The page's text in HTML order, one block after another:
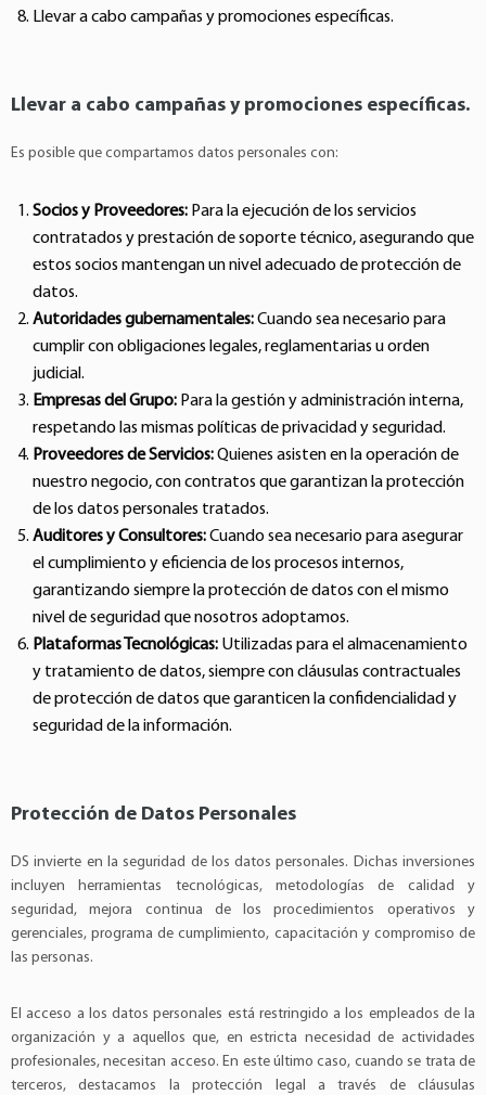
Llevar a cabo campañas y promociones específicas.
Llevar a cabo campañas y promociones específicas.
Es posible que compartamos datos personales con:
Socios y Proveedores: Para la ejecución de los servicios
contratados y prestación de soporte técnico, asegurando que
estos socios mantengan un nivel adecuado de protección de
datos.
Autoridades gubernamentales:Cuando sea necesario para
cumplir con obligaciones legales, reglamentarias u orden
judicial.
Empresas del Grupo: Para la gestión y administración interna,
respetando las mismas políticas de privacidad y seguridad.
Proveedores de Servicios:Quienes asisten en la operación de
nuestro negocio, con contratos que garantizan la protección
de los datos personales tratados.
Auditores y Consultores:Cuando sea necesario para asegurar
el cumplimiento y eficiencia de los procesos internos,
garantizando siempre la protección de datos con el mismo
nivel de seguridad que nosotros adoptamos.
Plataformas Tecnológicas: Utilizadas para el almacenamiento
y tratamiento de datos, siempre con cláusulas contractuales
de protección de datos que garanticen la confidencialidad y
seguridad de la información.
Protección de Datos Personales
DS invierte en la seguridad de los datos personales. Dichas inversiones
incluyen herramientas tecnológicas, metodologías de calidad y
seguridad, mejora continua de los procedimientos operativos y
gerenciales, programa de cumplimiento, capacitación y compromiso de
las personas.
El acceso a los datos personales está restringido a los empleados de la
organización y a aquellos que, en estricta necesidad de actividades
profesionales, necesitan acceso. En este último caso, cuando se trata de
terceros, destacamos la protección legal a través de cláusulas